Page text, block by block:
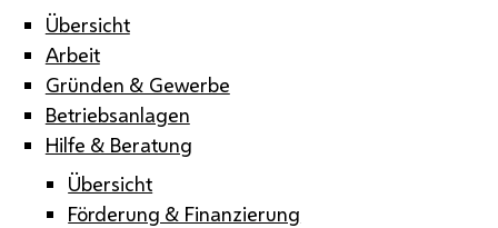
Übersicht
Arbeit
Gründen & Gewerbe
Betriebsanlagen
Hilfe & Beratung
Übersicht
Förderung & Finanzierung